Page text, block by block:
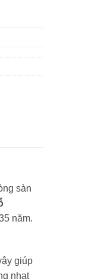
sàn
năm.
giúp
nhạt